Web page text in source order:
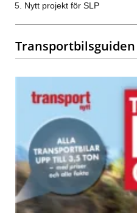
Nytt projekt för SLP
Transportbilsguiden